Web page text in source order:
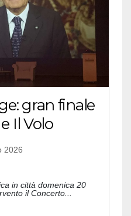
gran finale
Il Volo
2026
in città domenica 20
il Concerto...